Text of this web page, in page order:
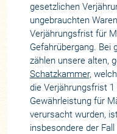
gesetzlichen
ungebrauchten
Verjährungsfrist für
Gefahrübergang. Bei
zählen unsere alten,
Schatzkammer,
die Verjährungsfrist
Gewährleistung für
verursacht wurden,
insbesondere der